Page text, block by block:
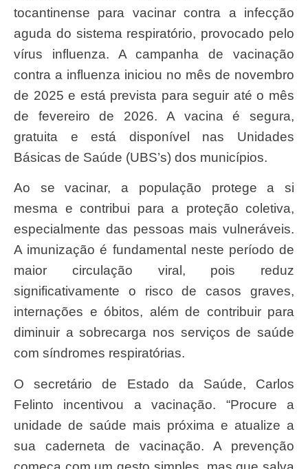
tocantinense para vacinar contra a infecção
aguda do sistema respiratório, provocado pelo
vírus influenza. A campanha de vacinação
contra a influenza iniciou no mês de novembro
de 2025 e está prevista para seguir até o mês
de fevereiro de 2026. A vacina é segura,
gratuita e está disponível nas Unidades
Básicas de Saúde (UBS’s) dos municípios.
Ao se vacinar, a população protege a si
mesma e contribui para a proteção coletiva,
especialmente das pessoas mais vulneráveis.
A imunização é fundamental neste período de
maior circulação viral, pois reduz
significativamente o risco de casos graves,
internações e óbitos, além de contribuir para
diminuir a sobrecarga nos serviços de saúde
com síndromes respiratórias.
O secretário de Estado da Saúde, Carlos
Felinto incentivou a vacinação. “Procure a
unidade de saúde mais próxima e atualize a
sua caderneta de vacinação. A prevenção